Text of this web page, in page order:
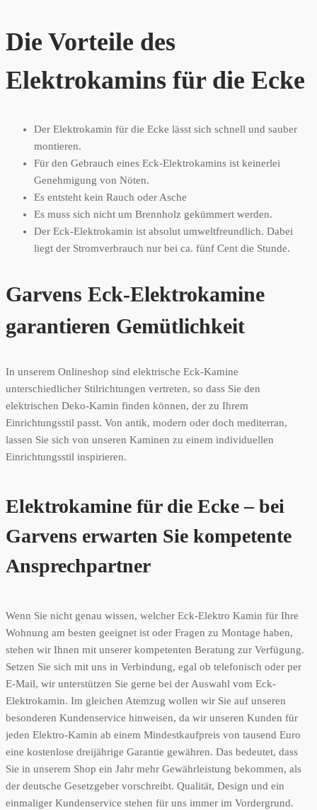
Die Vorteile des
Elektrokamins für die Ecke
Der Elektrokamin für die Ecke lässt sich schnell und sauber
montieren.
Für den Gebrauch eines Eck-Elektrokamins ist keinerlei
Genehmigung von Nöten.
Es entsteht kein Rauch oder Asche
Es muss sich nicht um Brennholz gekümmert werden.
Der Eck-Elektrokamin ist absolut umweltfreundlich. Dabei
liegt der Stromverbrauch nur bei ca. fünf Cent die Stunde.
Garvens Eck-Elektrokamine
garantieren Gemütlichkeit
In unserem Onlineshop sind elektrische Eck-Kamine
unterschiedlicher Stilrichtungen vertreten, so dass Sie den
elektrischen Deko-Kamin finden können, der zu Ihrem
Einrichtungsstil passt. Von antik, modern oder doch mediterran,
lassen Sie sich von unseren Kaminen zu einem individuellen
Einrichtungsstil inspirieren.
Elektrokamine für die Ecke – bei
Garvens erwarten Sie kompetente
Ansprechpartner
Wenn Sie nicht genau wissen, welcher Eck-Elektro Kamin für Ihre
Wohnung am besten geeignet ist oder Fragen zu Montage haben,
stehen wir Ihnen mit unserer kompetenten Beratung zur Verfügung.
Setzen Sie sich mit uns in Verbindung, egal ob telefonisch oder per
E-Mail, wir unterstützen Sie gerne bei der Auswahl vom Eck-
Elektrokamin. Im gleichen Atemzug wollen wir Sie auf unseren
besonderen Kundenservice hinweisen, da wir unseren Kunden für
jeden Elektro-Kamin ab einem Mindestkaufpreis von tausend Euro
eine kostenlose dreijährige Garantie gewähren. Das bedeutet, dass
Sie in unserem Shop ein Jahr mehr Gewährleistung bekommen, als
der deutsche Gesetzgeber vorschreibt. Qualität, Design und ein
einmaliger Kundenservice stehen für uns immer im Vordergrund.